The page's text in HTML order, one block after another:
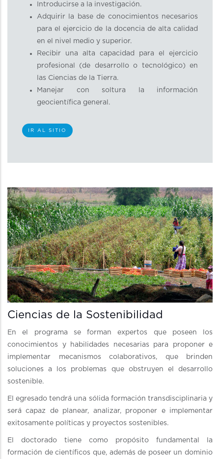
Introducirse a la investigación.
Adquirir la base de conocimientos necesarios
para el ejercicio de la docencia de alta calidad
en el nivel medio y superior.
Recibir una alta capacidad para el ejercicio
profesional (de desarrollo o tecnológico) en
las Ciencias de la Tierra.
Manejar con soltura la información
geocientífica general.
IR AL SITIO
Ciencias de la Sostenibilidad
En el programa se forman expertos que poseen los
conocimientos y habilidades necesarias para proponer e
implementar mecanismos colaborativos, que brinden
soluciones a los problemas que obstruyen el desarrollo
sostenible.
El egresado tendrá una sólida formación transdisciplinaria y
será capaz de planear, analizar, proponer e implementar
exitosamente políticas y proyectos sostenibles.
El doctorado tiene como propósito fundamental la
formación de científicos que, además de poseer un dominio